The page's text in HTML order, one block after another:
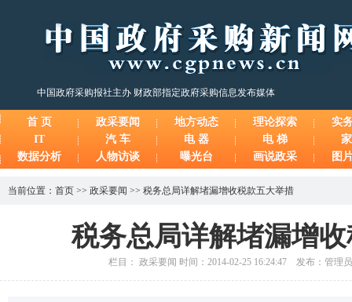
中国政府采购报社主办 财政部指定政府采购信息发布媒体
首 页 政采要闻 地方动态 理论探索
实
IT
汽 车 电 器 电 梯
数据分析
人物访谈 曝光台 画说政采 图
当前位置： 首页 >> 政采要闻 >> 税务总局详解堵漏增收税款五大举措
税务总局详解堵漏增
栏目： 政采要闻 时间：2014-02-25 16:24:47 发布：管理